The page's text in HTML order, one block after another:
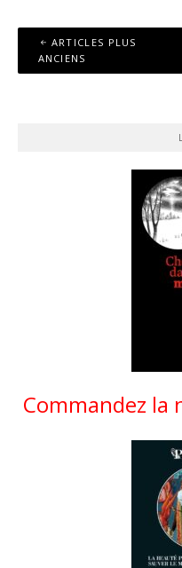
Navigation
des
ARTICLES PLUS
ANCIENS
Commandez la